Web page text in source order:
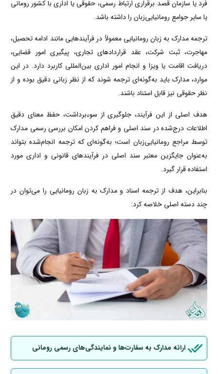
فرد یا سازمان قصد برقراری ارتباط رسمی، حقوقی یا اداری با کشور رومانی
یا سایر جوامع رومانیایی‌زبان را داشته باشد.
ترجمه مدارک به زبان رومانیایی معمولاً در فرآیندهایی مانند ادامه تحصیل،
مهاجرت، ثبت شرکت، عقد قراردادهای تجاری، پیگیری امور قضایی،
دریافت اقامت یا ویزا و انجام امور اداری بین‌المللی کاربرد دارد. در این
موارد، مدارک باید به‌گونه‌ای ترجمه شوند که از نظر زبانی دقیق بوده و از
نظر حقوقی نیز قابل استناد باشند.
هدف اصلی از این فرآیند، جلوگیری از سوءبرداشت، حفظ معنای دقیق
اطلاعات درج‌شده در سند اصلی و فراهم کردن امکان بررسی رسمی مدارک
توسط مراجع رومانیایی‌زبان است؛ به‌گونه‌ای که ترجمه انجام‌شده بتواند
به‌عنوان جایگزین معتبر سند اصلی در فرآیندهای قانونی و اداری مورد
استفاده قرار گیرد.
بنابراین، هدف از ترجمه اسناد و مدارک به زبان رومانیایی را می‌توان در
چند دسته اصلی خلاصه کرد:
ارائه مدارک به سفارت‌ها و نمایندگی‌های رسمی رومانی